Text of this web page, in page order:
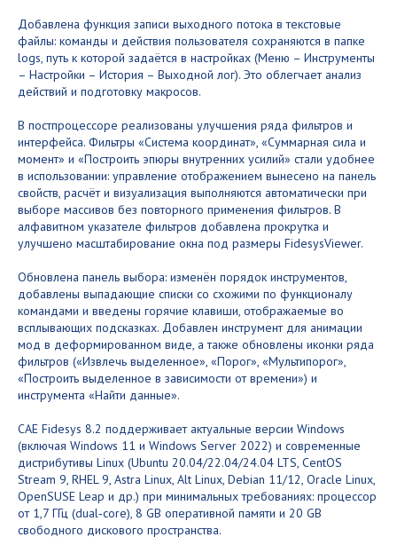
Добавлена функция записи выходного потока в текстовые
файлы: команды и действия пользователя сохраняются в папке
logs, путь к которой задаётся в настройках (Меню – Инструменты
– Настройки – История – Выходной лог). Это облегчает анализ
действий и подготовку макросов.
В постпроцессоре реализованы улучшения ряда фильтров и
интерфейса. Фильтры «Система координат», «Суммарная сила и
момент» и «Построить эпюры внутренних усилий» стали удобнее
в использовании: управление отображением вынесено на панель
свойств, расчёт и визуализация выполняются автоматически при
выборе массивов без повторного применения фильтров. В
алфавитном указателе фильтров добавлена прокрутка и
улучшено масштабирование окна под размеры FidesysViewer.
Обновлена панель выбора: изменён порядок инструментов,
добавлены выпадающие списки со схожими по функционалу
командами и введены горячие клавиши, отображаемые во
всплывающих подсказках. Добавлен инструмент для анимации
мод в деформированном виде, а также обновлены иконки ряда
фильтров («Извлечь выделенное», «Порог», «Мультипорог»,
«Построить выделенное в зависимости от времени») и
инструмента «Найти данные».
CAE Fidesys 8.2 поддерживает актуальные версии Windows
(включая Windows 11 и Windows Server 2022) и современные
дистрибутивы Linux (Ubuntu 20.04/22.04/24.04 LTS, CentOS
Stream 9, RHEL 9, Astra Linux, Alt Linux, Debian 11/12, Oracle Linux,
OpenSUSE Leap и др.) при минимальных требованиях: процессор
от 1,7 ГГц (dual‑core), 8 GB оперативной памяти и 20 GB
свободного дискового пространства.